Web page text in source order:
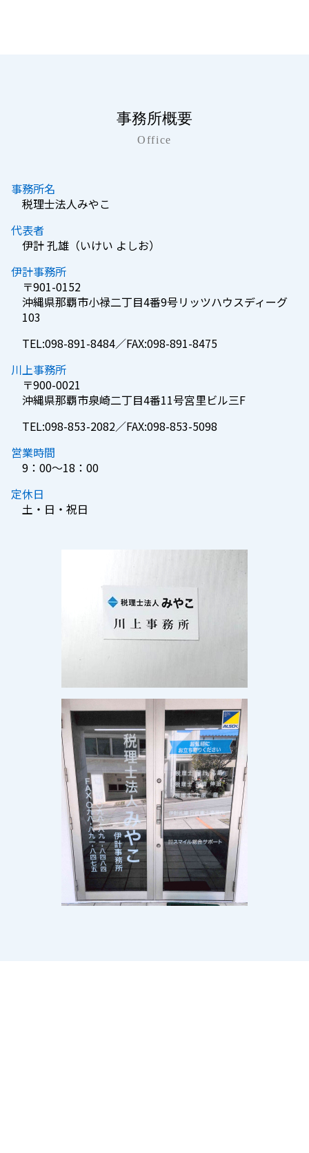
事務所概要
Office
事務所名
税理士法人みやこ
代表者
伊計 孔雄（いけい よしお）
伊計事務所
〒901-0152
沖縄県那覇市小禄二丁目4番9号リッツハウスディーグ
103
TEL:098-891-8484／FAX:098-891-8475
川上事務所
〒900-0021
沖縄県那覇市泉崎二丁目4番11号宮里ビル三F
TEL:098-853-2082／FAX:098-853-5098
営業時間
9：00～18：00
定休日
土・日・祝日